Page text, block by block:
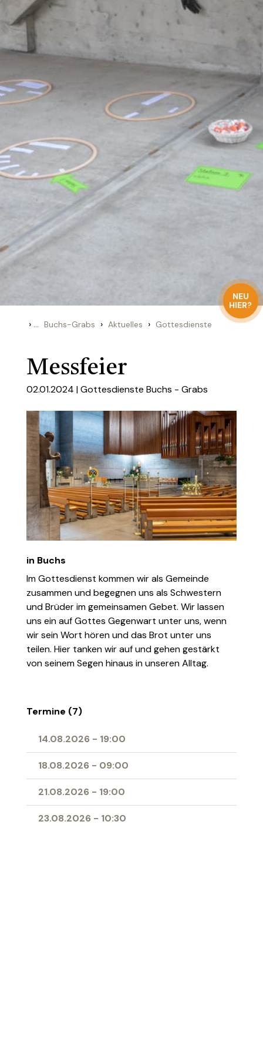
NEU
HIER?
› ... Buchs-Grabs › Aktuelles › Gottesdienste
Messfeier
02.01.2024 |Gottesdienste Buchs - Grabs
in Buchs
Im Gottesdienst kommen wir als Gemeinde
zusammen und begegnen uns als Schwestern
und Brüder im gemeinsamen Gebet. Wir lassen
uns ein auf Gottes Gegenwart unter uns, wenn
wir sein Wort hören und das Brot unter uns
teilen. Hier tanken wir auf und gehen gestärkt
von seinem Segen hinaus in unseren Alltag.
Termine (7)
14.08.2026 - 19:00
18.08.2026 - 09:00
21.08.2026 - 19:00
23.08.2026 - 10:30